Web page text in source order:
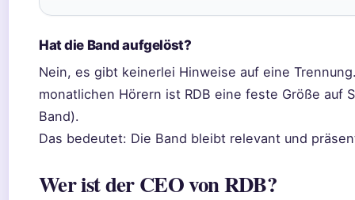
Hat die Band aufgelöst?
Nein, es gibt keinerlei Hinweise auf eine
monatlichen Hörern ist RDB eine feste Größe auf
Band).
Das bedeutet: Die Band bleibt relevant und
Wer ist der CEO von RDB?